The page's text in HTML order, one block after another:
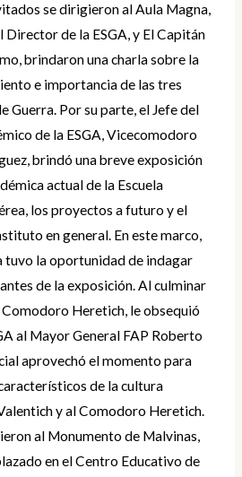
se dirigieron al Aula Magna,
Director de la ESGA, y El Capitán
brindaron una charla sobre la
e importancia de las tres
Guerra. Por su parte, el Jefe del
de la ESGA, Vicecomodoro
brindó una breve exposición
actual de la Escuela
los proyectos a futuro y el
en general. En este marco,
tuvo la oportunidad de indagar
de la exposición. Al culminar
Comodoro Heretich, le obsequió
al Mayor General FAP Roberto
aprovechó el momento para
de la cultura
y al Comodoro Heretich.
al Monumento de Malvinas,
en el Centro Educativo de